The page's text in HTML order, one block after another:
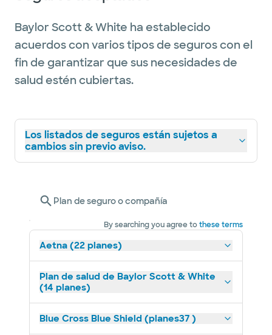
Baylor Scott & White ha establecido
acuerdos con varios tipos de seguros con el
fin de garantizar que sus necesidades de
salud estén cubiertas.
Los listados de seguros están sujetos a
cambios sin previo aviso.
Plan de seguro o compañía
By searching you agree tothese terms
Aetna (22 planes)
Plan de salud de Baylor Scott & White
(14 planes)
Blue Cross Blue Shield (planes37 )